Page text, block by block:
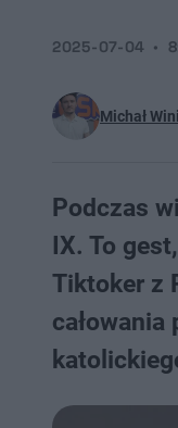
Michał
2025-07-04
Podczas
IX. To
Tiktoker z